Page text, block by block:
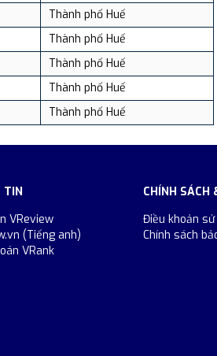
Thành phố Huế
Thành phố Huế
Thành phố Huế
Thành phố Huế
Thành phố Huế
TIN
VReview
(Tiếng anh)
VRank
CHÍNH SÁCH
Điều khoản
Chính sách